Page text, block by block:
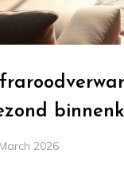
2026